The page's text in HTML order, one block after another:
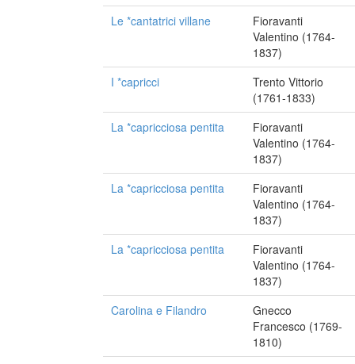
Le *cantatrici villane
Fioravanti
Valentino (1764-
1837)
I *capricci
Trento Vittorio
(1761-1833)
La *capricciosa pentita
Fioravanti
Valentino (1764-
1837)
La *capricciosa pentita
Fioravanti
Valentino (1764-
1837)
La *capricciosa pentita
Fioravanti
Valentino (1764-
1837)
Carolina e Filandro
Gnecco
Francesco (1769-
1810)